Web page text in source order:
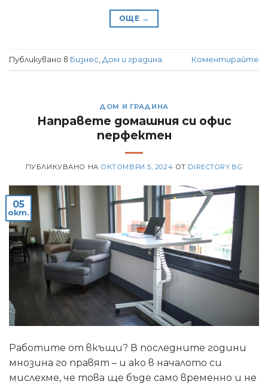
ОЩЕ →
Публикувано в Бизнес Дом и градина Коментирайте
ДОМ И ГРАДИНА
Направете домашния си офис
перфектен
ПУБЛИКУВАНО НА ОКТОМВРИ 5, 2024 ОТ DIRECTORY.BG
05
окт.
Работите от вкъщи? В последните години
мнозина го правят – и ако в началото си
мислехме, че това ще бъде само временно и не